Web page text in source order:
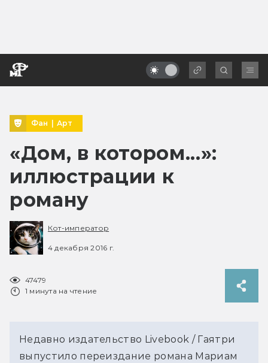
Фан | Арт
«Дом, в котором...»:
иллюстрации к
роману
Кот-император
4 декабря 2016 г.
47479
1 минута на чтение
Недавно издательство Livebook / Гаятри
выпустило переиздание романа Мариам